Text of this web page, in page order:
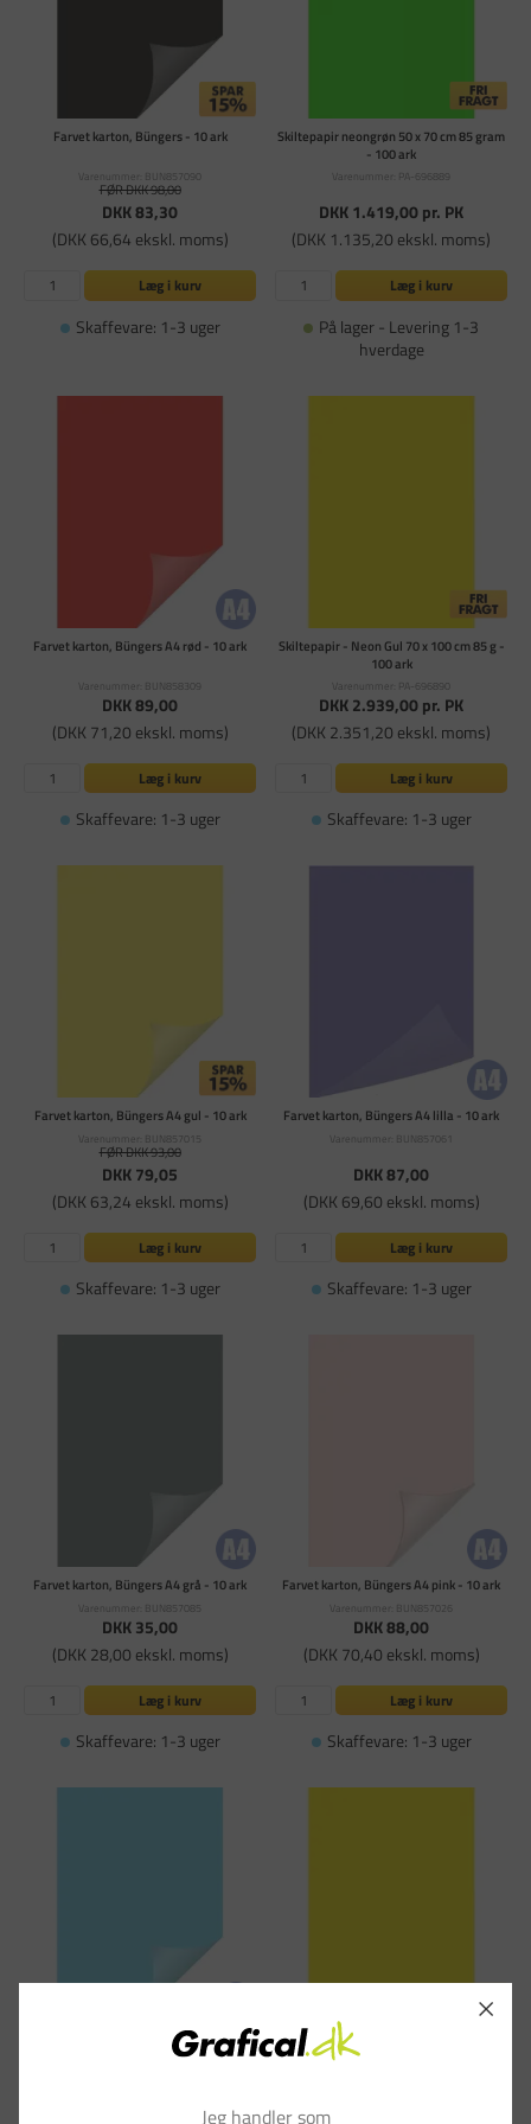
Farvet karton, Büngers - 10 ark
Varenummer: BUN857090
FØR DKK 98,00
DKK 83,30
(DKK 66,64 ekskl. moms)
Læg i kurv
Skaffevare: 1-3 uger
Skiltepapir neongrøn 50 x 70 cm 85 gram
- 100 ark
Varenummer: PA-696889
DKK 1.419,00pr. PK
(DKK 1.135,20 ekskl. moms)
Læg i kurv
På lager - Levering 1-3
hverdage
Farvet karton, Büngers A4 rød - 10 ark
Varenummer: BUN858309
DKK 89,00
(DKK 71,20 ekskl. moms)
Læg i kurv
Skaffevare: 1-3 uger
Skiltepapir - Neon Gul 70 x 100 cm 85 g -
100 ark
Varenummer: PA-696890
DKK 2.939,00pr. PK
(DKK 2.351,20 ekskl. moms)
Læg i kurv
Skaffevare: 1-3 uger
Farvet karton, Büngers A4 gul - 10 ark
Varenummer: BUN857015
FØR DKK 93,00
DKK 79,05
(DKK 63,24 ekskl. moms)
Læg i kurv
Skaffevare: 1-3 uger
Farvet karton, Büngers A4 lilla - 10 ark
Varenummer: BUN857061
DKK 87,00
(DKK 69,60 ekskl. moms)
Læg i kurv
Skaffevare: 1-3 uger
Farvet karton, Büngers A4 grå - 10 ark
Varenummer: BUN857085
DKK 35,00
(DKK 28,00 ekskl. moms)
Læg i kurv
Skaffevare: 1-3 uger
Farvet karton, Büngers A4 pink - 10 ark
Varenummer: BUN857026
DKK 88,00
(DKK 70,40 ekskl. moms)
Læg i kurv
Skaffevare: 1-3 uger
Farvet karton, Büngers A4 blå - 10 ark
Skiltekarton gul neon 50 x 70 cm 260
gram - 100 ark
Jeg handler som